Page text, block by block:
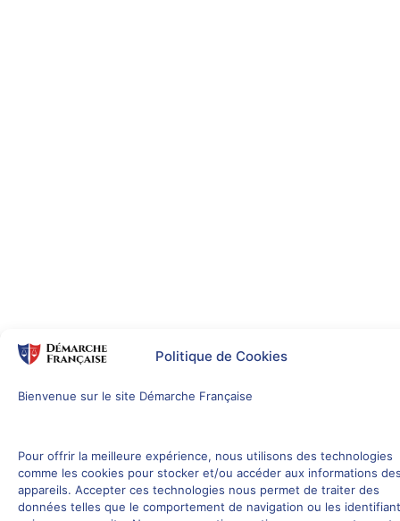
Politique de Cookies
Bienvenue sur le site Démarche Française
Pour offrir la meilleure expérience, nous utilisons des technologies
comme les cookies pour stocker et/ou accéder aux informations
appareils. Accepter ces technologies nous permet de traiter des
données telles que le comportement de navigation ou les